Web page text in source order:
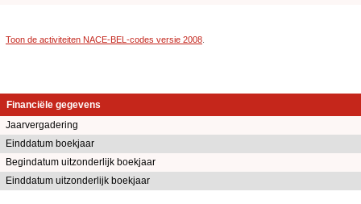
Toon de activiteiten NACE-BEL-codes versie 2008
Financiële gegevens
Jaarvergadering
Einddatum boekjaar
Begindatum uitzonderlijk boekjaar
Einddatum uitzonderlijk boekjaar